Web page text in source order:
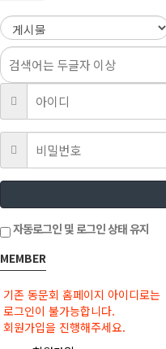
자동로그인 및 로그인 상태 유지
MEMBER
기존 동문회 홈페이지 아이디로는
로그인이 불가능합니다.
회원가입을 진행해주세요.